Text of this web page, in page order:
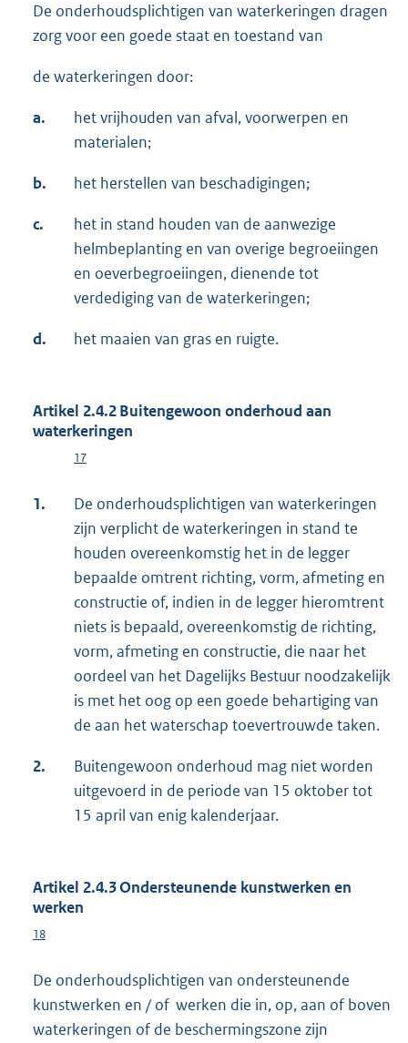
De onderhoudsplichtigen van waterkeringen dragen
zorg voor een goede staat en toestand van
de waterkeringen door:
a.
het vrijhouden van afval, voorwerpen en
materialen;
b. het herstellen van beschadigingen;
c.
het in stand houden van de aanwezige
helmbeplanting en van overige begroeiingen
en oeverbegroeiingen, dienende tot
verdediging van de waterkeringen;
d. het maaien van gras en ruigte.
Artikel 2.4.2 Buitengewoon onderhoud aan
waterkeringen
17
1.
De onderhoudsplichtigen van waterkeringen
zijn verplicht de waterkeringen in stand te
houden overeenkomstig het in de legger
bepaalde omtrent richting, vorm, afmeting en
constructie of, indien in de legger hieromtrent
niets is bepaald, overeenkomstig de richting,
vorm, afmeting en constructie, die naar het
oordeel van het Dagelijks Bestuur noodzakelijk
is met het oog op een goede behartiging van
de aan het waterschap toevertrouwde taken.
2.
Buitengewoon onderhoud mag niet worden
uitgevoerd in de periode van 15 oktober tot
15 april van enig kalenderjaar.
Artikel 2.4.3 Ondersteunende kunstwerken en
werken
18
De onderhoudsplichtigen van ondersteunende
kunstwerken en / of werken die in, op, aan of boven
waterkeringen of de beschermingszone zijn